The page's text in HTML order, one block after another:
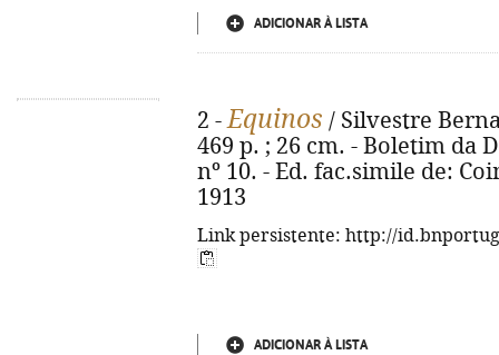
ADICIONAR À LISTA
2 -Equinos / Silvestre
469 p. ; 26 cm. - Boletim da
nº 10. - Ed. fac.simile de:
1913
Link persistente: http://
ADICIONAR À LISTA